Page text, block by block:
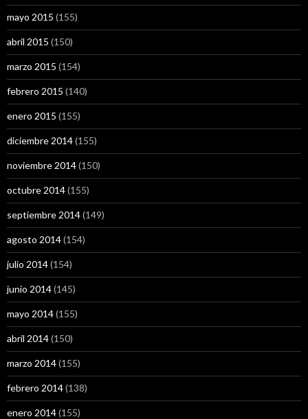
mayo 2015 (155)
abril 2015 (150)
marzo 2015 (154)
febrero 2015 (140)
enero 2015 (155)
diciembre 2014(155)
noviembre 2014(150)
octubre 2014(155)
septiembre 2014(149)
agosto 2014(154)
julio 2014(154)
junio 2014(145)
mayo 2014(155)
abril 2014(150)
marzo 2014(155)
febrero 2014(138)
enero 2014(155)